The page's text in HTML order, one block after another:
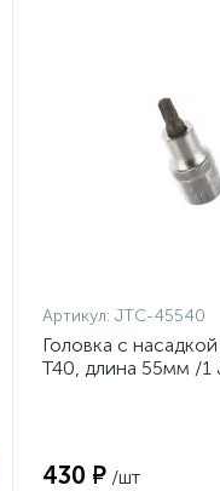
Артикул: JTC-45540
Головка с
T40, длина 55мм /1
430 ₽ /шт